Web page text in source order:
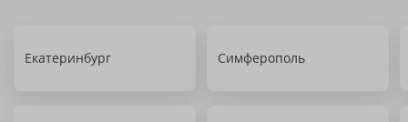
Екатеринбург Симферополь